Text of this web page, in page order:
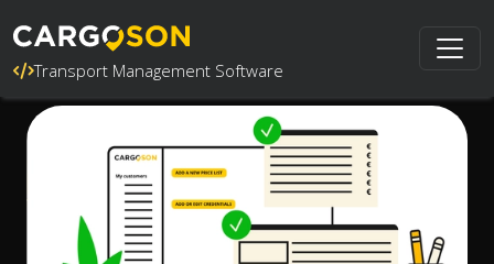
Transport Management Software